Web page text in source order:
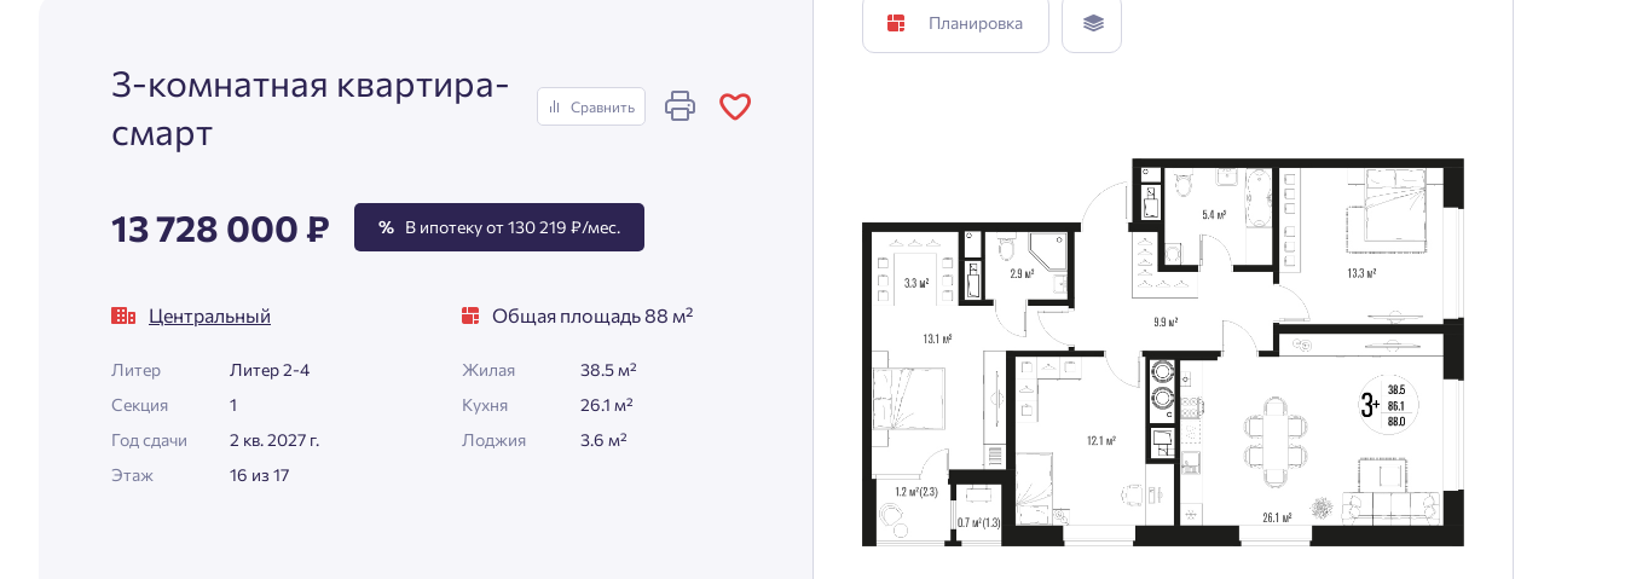
3-комнатная квартира-
смарт
Сравнить
13 728 000 ₽ % В ипотеку от 130 219 ₽/мес.
Центральный
Литер
Литер 2-4
Секция
1
Год сдачи
2 кв. 2027 г.
Этаж
16 из 17
Общая площадь 88 м²
Жилая
38.5 м²
Кухня
26.1 м²
Лоджия
3.6 м²
Планировка